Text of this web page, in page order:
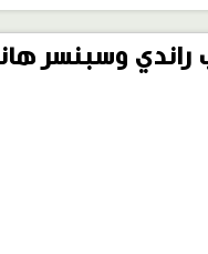
راندي وسبنسر